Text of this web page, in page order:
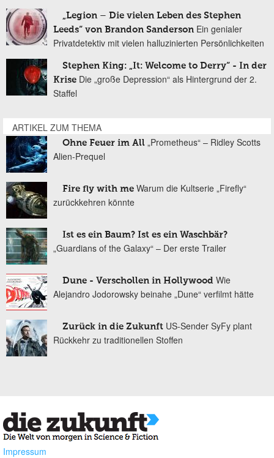
„Legion – Die vielen Leben des Stephen
Leeds“ von Brandon Sanderson Ein genialer
Privatdetektiv mit vielen halluzinierten Persönlichkeiten
Stephen King: „It: Welcome to Derry“ - In der
Krise Die „große Depression“ als Hintergrund der 2.
Staffel
ARTIKEL ZUM THEMA
Ohne Feuer im All „Prometheus“ – Ridley Scotts
Alien-Prequel
Fire fly with me Warum die Kultserie „Firefly“
zurückkehren könnte
Ist es ein Baum? Ist es ein Waschbär?
„Guardians of the Galaxy“ – Der erste Trailer
Dune - Verschollen in Hollywood Wie
Alejandro Jodorowsky beinahe „Dune“ verfilmt hätte
Zurück in die Zukunft US-Sender SyFy plant
Rückkehr zu traditionellen Stoffen
Impressum